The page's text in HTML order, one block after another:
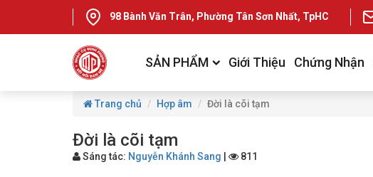
98 Bành Văn Trân, Phường Tân Sơn Nhất, TpHCM
SẢN PHẨM Giới Thiệu Chứng Nhận
Trang chủ Hợp âm Đời là cõi tạm
Đời là cõi tạm
Sáng tác: Nguyễn Khánh Sang 811